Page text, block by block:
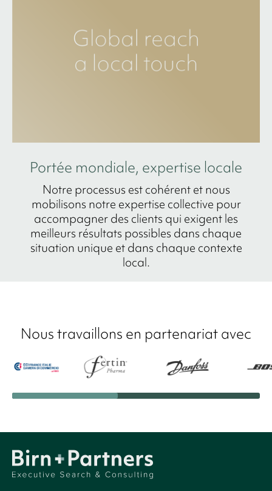
Portée mondiale, expertise locale
Notre processus est cohérent et nous
mobilisons notre expertise collective pour
accompagner des clients qui exigent les
meilleurs résultats possibles dans chaque
situation unique et dans chaque contexte
local.
Nous travaillons en partenariat avec